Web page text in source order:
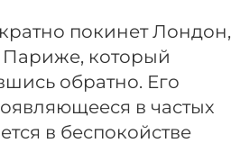
покинет Лондон,
который
обратно. Его
в частых
в беспокойстве